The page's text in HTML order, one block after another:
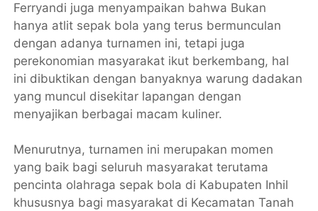
Ferryandi juga menyampaikan bahwa Bukan
hanya atlit sepak bola yang terus bermunculan
dengan adanya turnamen ini, tetapi juga
perekonomian masyarakat ikut berkembang, hal
ini dibuktikan dengan banyaknya warung dadakan
yang muncul disekitar lapangan dengan
menyajikan berbagai macam kuliner.
Menurutnya, turnamen ini merupakan momen
yang baik bagi seluruh masyarakat terutama
pencinta olahraga sepak bola di Kabupaten Inhil
khususnya bagi masyarakat di Kecamatan Tanah